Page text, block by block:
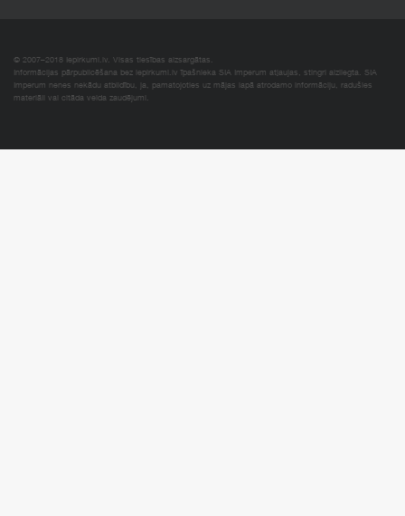
© 2007–2018 Iepirkumi.lv. Visas tiesības aizsargātas.
Informācijas pārpublicēšana bez iepirkumi.lv īpašnieka SIA Imperum atļaujas, stingri aizliegta. SIA
Imperum nenes nekādu atbildību, ja, pamatojoties uz mājas lapā atrodamo informāciju, radušies
materiāli vai citāda veida zaudējumi.